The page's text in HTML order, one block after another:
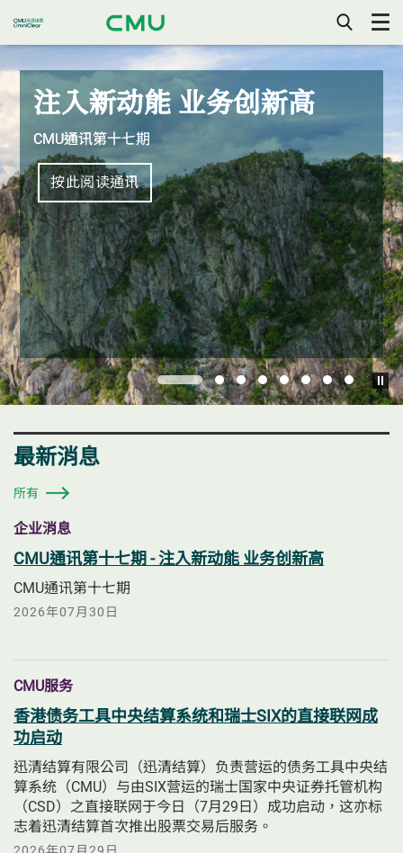
打
开/
关
手
机
目
录
香
港
金
融
管
理
局
你
可
使
用
盘
上
的
左
右
键
控
制
方
向
注入新动能 业务创新高
CMU通讯第十七期
按此阅读通讯
1 2 3 4 5 6 7 8
最新消息
所有
企业消息
CMU通讯第十七期 - 注入新动能 业务创新高
CMU通讯第十七期
2026年07月30日
CMU服务
香港债务工具中央结算系统和瑞士SIX的直接联网成
功启动
迅清结算有限公司（迅清结算）负责营运的债务工具中央结
算系统（CMU）与由SIX营运的瑞士国家中央证券托管机构
（CSD）之直接联网于今日（7月29日）成功启动，这亦标
志着迅清结算首次推出股票交易后服务。